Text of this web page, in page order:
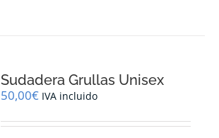
se
pueden
en
Sudadera Grullas Unisex
50,00€ IVA incluido